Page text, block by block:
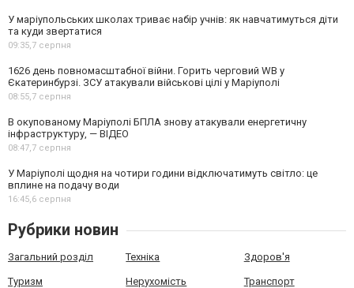
У маріупольських школах триває набір учнів: як навчатимуться діти
та куди звертатися
09:35,7 серпня
1626 день повномасштабної війни. Горить черговий WB у
Єкатеринбурзі. ЗСУ атакували військові цілі у Маріуполі
08:55,7 серпня
В окупованому Маріуполі БПЛА знову атакували енергетичну
інфраструктуру, — ВІДЕО
08:47,7 серпня
У Маріуполі щодня на чотири години відключатимуть світло: це
вплине на подачу води
16:45,6 серпня
Рубрики новин
Загальний розділ Техніка Здоров'я
Туризм Нерухомість Транспорт